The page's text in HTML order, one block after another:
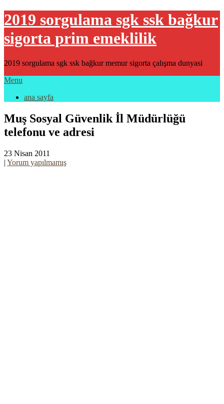
2019 sorgulama sgk ssk bağkur
sigorta prim emeklilik
2019 sorgulama sgk ssk bağkur memur sigorta çalışma dunyasi
Menu
ana sayfa
Muş Sosyal Güvenlik İl Müdürlüğü
telefonu ve adresi
23 Nisan 2011
| Yorum yapılmamış